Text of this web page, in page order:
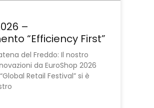
–
“Efficiency First”
del Freddo: Il nostro
da EuroShop 2026
“Global Retail Festival” si è